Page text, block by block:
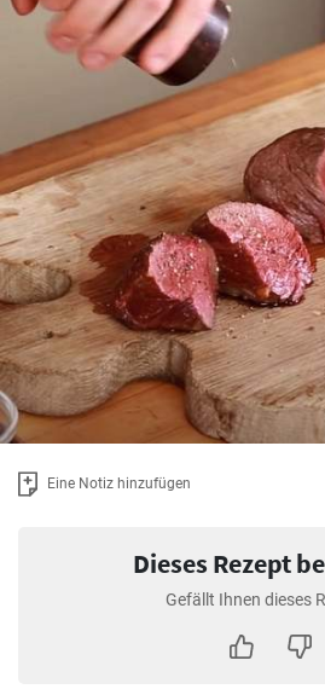
Eine Notiz hinzufügen
Dieses Rezept
Gefällt Ihnen dieses